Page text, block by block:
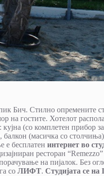
Бич. Стилно опремените
на гостите. Хотелот
(со комплетен прибор
балкон (масичка со
е бесплатен интернет во
ресторан
на пијалок. Без
со ЛИФТ. Студијата се на